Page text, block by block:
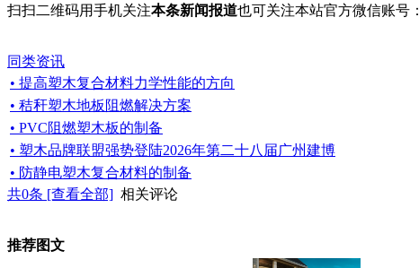
扫扫二维码用手机关注本条新闻报道也可关注本站官方微信账号：
同类资讯
• 提高塑木复合材料力学性能的方向
• 秸秆塑木地板阻燃解决方案
• PVC阻燃塑木板的制备
• 塑木品牌联盟强势登陆2026年第二十八届广州建博
• 防静电塑木复合材料的制备
共0条 [查看全部] 相关评论
推荐图文